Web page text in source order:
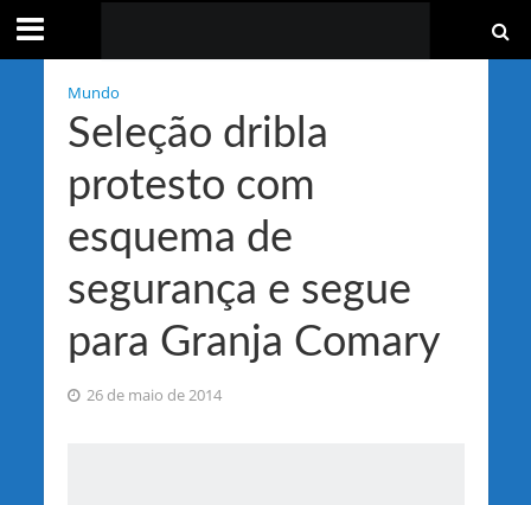
Mundo
Seleção dribla
protesto com
esquema de
segurança e segue
para Granja Comary
26 de maio de 2014